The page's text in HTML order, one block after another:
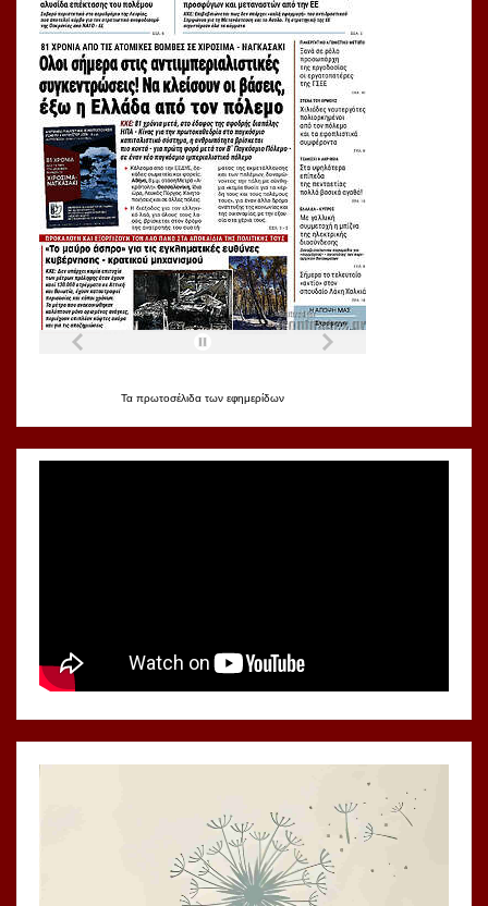
Τα πρωτοσέλιδα των εφημερίδων